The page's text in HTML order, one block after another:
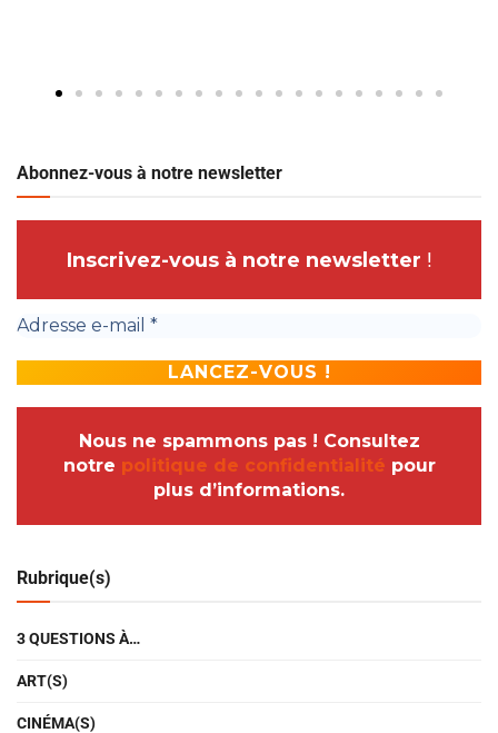
Abonnez-vous à notre newsletter
Inscrivez-vous à notre newsletter !
Nous ne spammons pas ! Consultez
notre politique de confidentialité pour
plus d’informations.
Rubrique(s)
3 QUESTIONS À…
ART(S)
CINÉMA(S)